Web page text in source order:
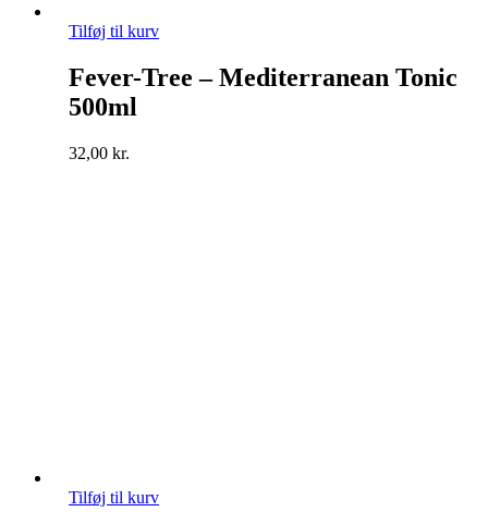
Tilføj til kurv
Fever-Tree – Mediterranean Tonic
500ml
32,00 kr.
Tilføj til kurv